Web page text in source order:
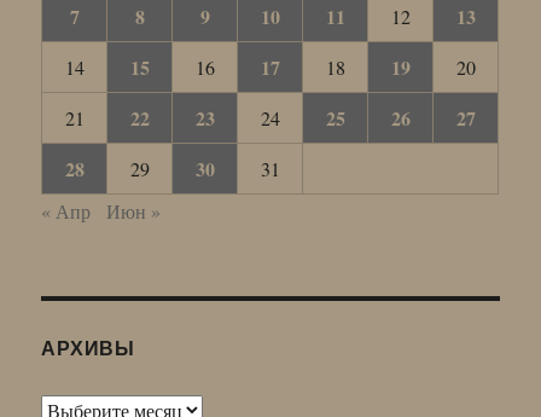
7
8 9 10 11 12 13
14 15 16 17 18 19
20
21
22 23 24 25 26
27
28
29 30
31
« Апр
Июн »
АРХИВЫ
Архивы